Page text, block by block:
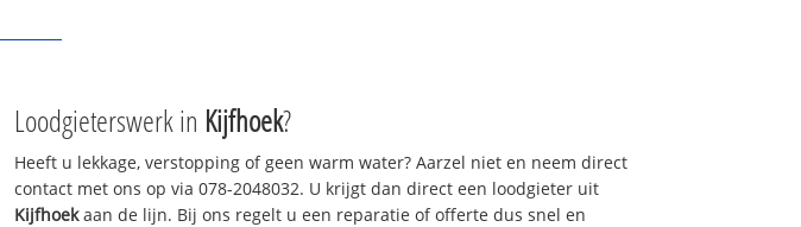
Loodgieterswerk in Kijfhoek?
Heeft u lekkage, verstopping of geen warm water? Aarzel niet en neem direct
contact met ons op via 078-2048032. U krijgt dan direct een loodgieter uit
Kijfhoekaan de lijn. Bij ons regelt u een reparatie of offerte dus snel en